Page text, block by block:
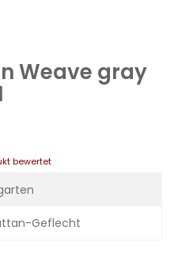
Weave gray
bewertet
Geflecht